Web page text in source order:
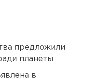
предложили
планеты
в